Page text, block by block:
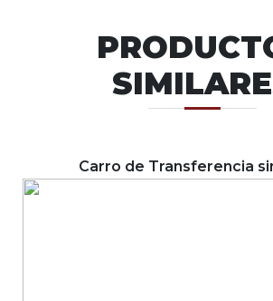
Carro de Transferencia